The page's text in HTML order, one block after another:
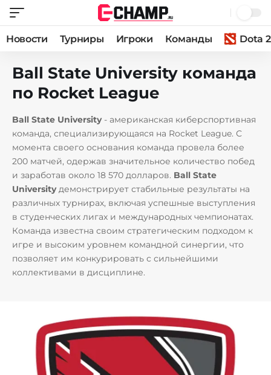
Новости Турниры Игроки Команды Dota 2
Ball State University команда
по Rocket League
Ball State University- американская киберспортивная
команда, специализирующаяся на Rocket League. С
момента своего основания команда провела более
200 матчей, одержав значительное количество побед
и заработав около 18 570 долларов. Ball State
Universityдемонстрирует стабильные результаты на
различных турнирах, включая успешные выступления
в студенческих лигах и международных чемпионатах.
Команда известна своим стратегическим подходом к
игре и высоким уровнем командной синергии, что
позволяет им конкурировать с сильнейшими
коллективами в дисциплине.